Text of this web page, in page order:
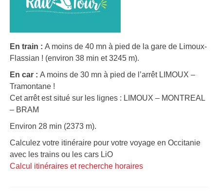
En train : A moins de 40 mn à pied de la gare de Limoux-
Flassian ! (environ 38 min et 3245 m).
En car : A moins de 30 mn à pied de l’arrêt LIMOUX –
Tramontane !
Cet arrêt est situé sur les lignes : LIMOUX – MONTREAL
– BRAM
Environ 28 min (2373 m).
Calculez votre itinéraire pour votre voyage en Occitanie
avec les trains ou les cars LiO
Calcul itinéraires et recherche horaires